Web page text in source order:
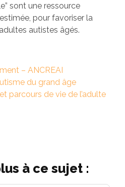
sont une ressource
pour favoriser la
autistes âgés.
– ANCREAI
du grand âge
parcours de vie de l’adulte
à ce sujet :